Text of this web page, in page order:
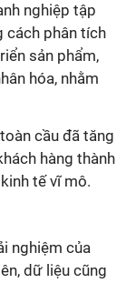
nghiệp tập
cách phân tích
sản phẩm,
hóa, nhằm
cầu đã tăng
hàng thành
tế vĩ mô.
nghiệm của
dữ liệu cũng